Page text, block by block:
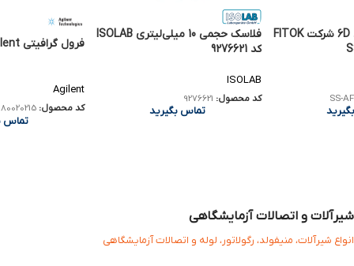
آداپتور مادگی سری 6D شرکت FITOK
SS-
فلاسک حجمی 10 میلی‌لیتری ISOLAB
کد 9276621
ISOLAB
کد محصول: 9276621
تماس بگیرید
فرول گرافیتی Agilent کد 80020215
Agilent
کد محصول: 80020215
تماس
شیرآلات و اتصالات آزمایشگاهی
انواع شیرآلات، منیفولد، رگولاتور، لوله و اتصالات آزمایشگاهی